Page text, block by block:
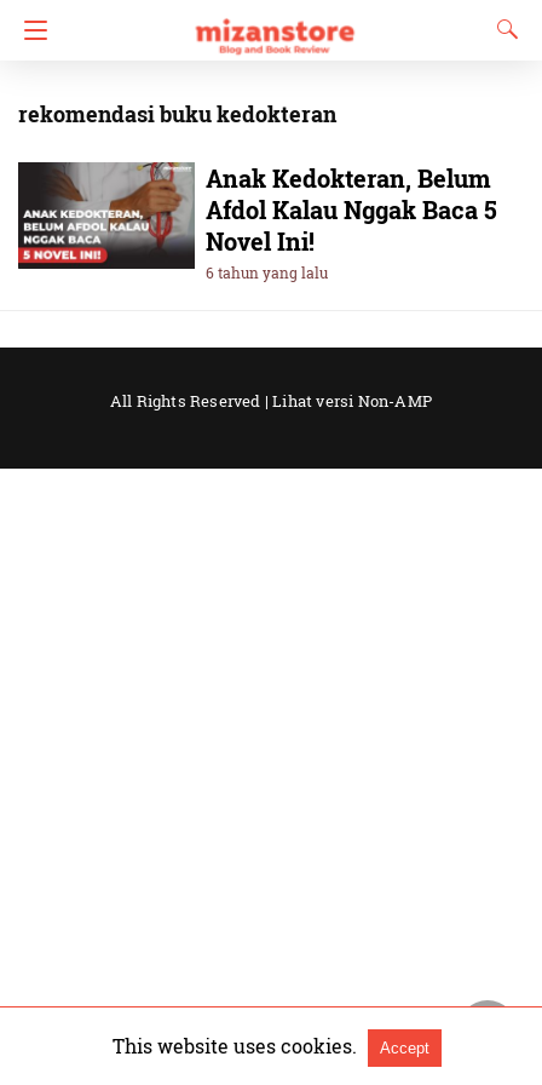
rekomendasi buku kedokteran
Anak Kedokteran, Belum
Afdol Kalau Nggak Baca 5
Novel Ini!
6 tahun yang lalu
All Rights Reserved |Lihat versi Non-AMP
This website uses cookies. Accept